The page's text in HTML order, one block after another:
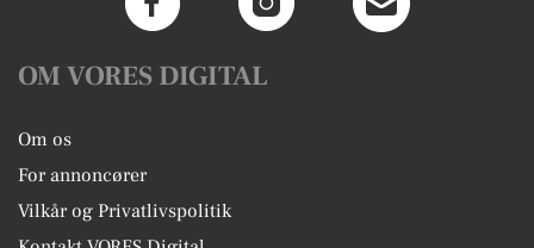
OM VORES DIGITAL
Om os
For annoncører
Vilkår og Privatlivspolitik